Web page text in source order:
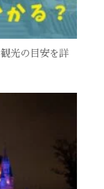
光の目安を詳